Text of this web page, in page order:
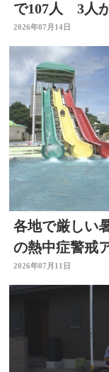
で107人 3人
送 大分
2026年07月14日
各地で厳し
の熱中症警戒
2026年07月11日